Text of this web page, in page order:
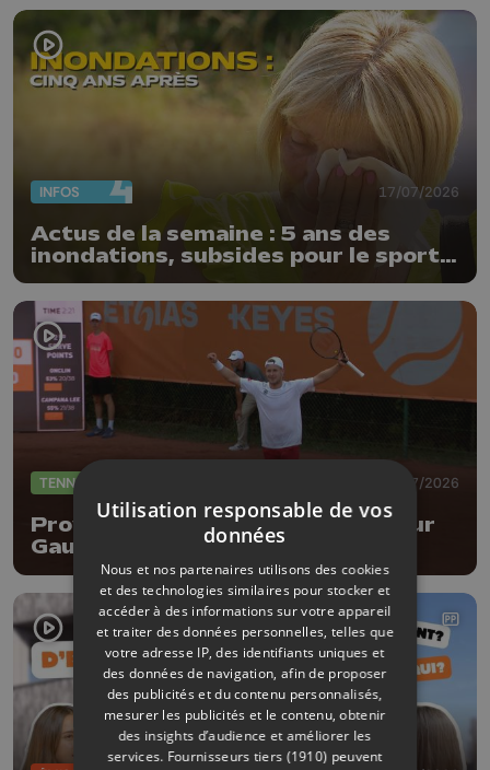
INFOS 17/07/2026
Actus de la semaine : 5 ans des
inondations, subsides pour le sport
et feu d'artifice
TENNIS 08/07/2026
Province Open : entrée réussi pour
Gauthier Onclin !
Utilisation responsable de vos
données
Nous et nos partenaires utilisons des cookies
et des technologies similaires pour stocker et
accéder à des informations sur votre appareil
et traiter des données personnelles, telles que
votre adresse IP, des identifiants uniques et
des données de navigation, afin de proposer
des publicités et du contenu personnalisés,
mesurer les publicités et le contenu, obtenir
des insights d’audience et améliorer les
services. Fournisseurs tiers (1910) peuvent